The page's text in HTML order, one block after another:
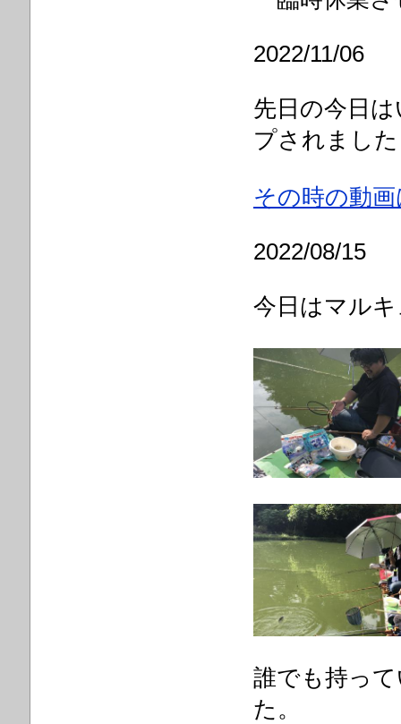
2022/11/06
先日の今日
プされました
その時の動
2022/08/15
今日はマル
誰でも持っ
た。